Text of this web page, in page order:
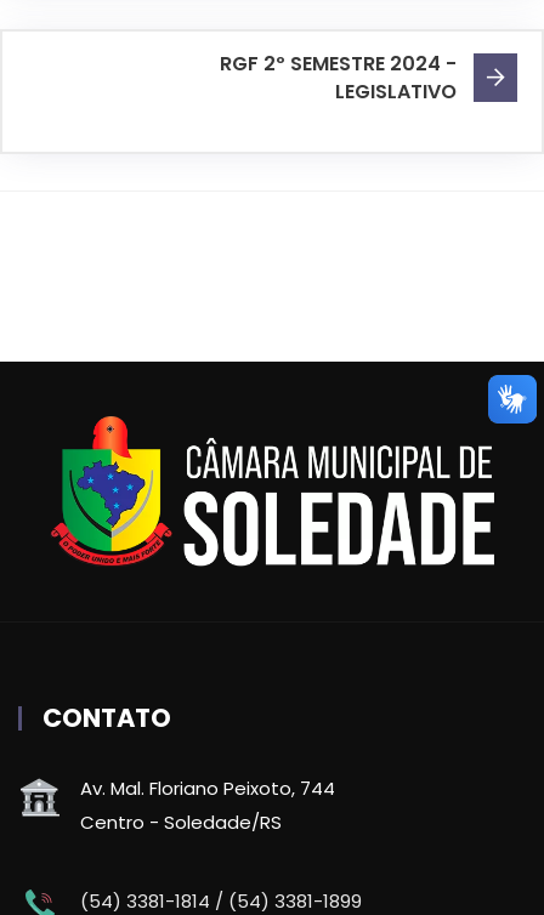
RGF 2º SEMESTRE 2024 -
LEGISLATIVO
CONTATO
Av. Mal. Floriano Peixoto, 744
Centro - Soledade/RS
(54) 3381-1814 / (54) 3381-1899